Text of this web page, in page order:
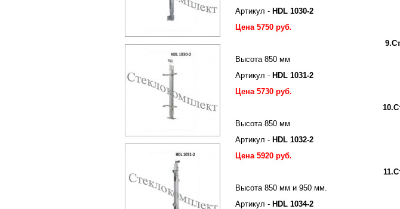
Артикул - HDL 1030-2
Цена 5750 руб.
Высота 850 мм
Артикул - HDL 1031-2
Цена 5730 руб.
Высота 850 мм
Артикул - HDL 1032-2
Цена 5920 руб.
Высота 850 мм и 950 мм.
Артикул - HDL 1034-2